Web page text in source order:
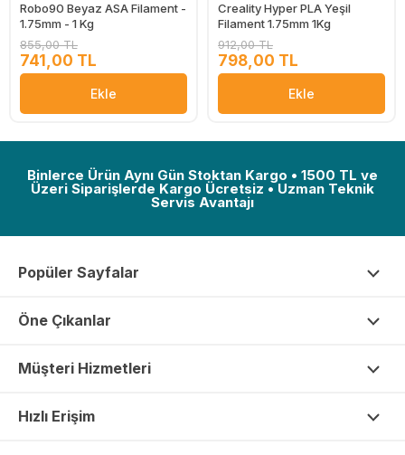
Robo90 Beyaz ASA Filament -
1.75mm - 1 Kg
855,00 TL
741,00 TL
Ekle
Creality Hyper PLA Yeşil
Filament 1.75mm 1Kg
912,00 TL
798,00 TL
Ekle
Binlerce Ürün Aynı Gün Stoktan Kargo • 1500 TL ve
Üzeri Siparişlerde Kargo Ücretsiz • Uzman Teknik
Servis Avantajı
Popüler Sayfalar
Öne Çıkanlar
Müşteri Hizmetleri
Hızlı Erişim